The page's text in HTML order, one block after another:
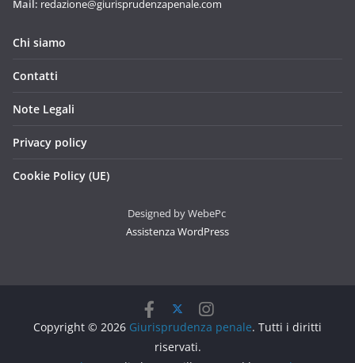
Mail: redazione@giurisprudenzapenale.com
Chi siamo
Contatti
Note Legali
Privacy policy
Cookie Policy (UE)
Designed by WebePc
Assistenza WordPress
Copyright © 2026 Giurisprudenza penale. Tutti i diritti
riservati.